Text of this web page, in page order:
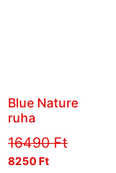
Blue Nature
ruha
16490Ft
8250Ft